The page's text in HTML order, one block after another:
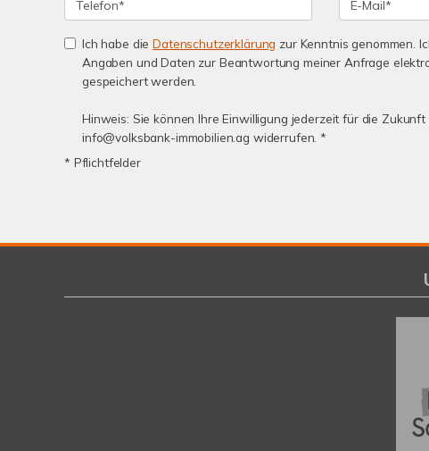
Ich habe dieDatenschutzerklärung zur Kenntnis genommen.
Angaben und Daten zur Beantwortung meiner Anfrage
gespeichert werden.
Hinweis: Sie können Ihre Einwilligung jederzeit für die Zukunft
info@volksbank-immobilien.ag widerrufen. *
* Pflichtfelder